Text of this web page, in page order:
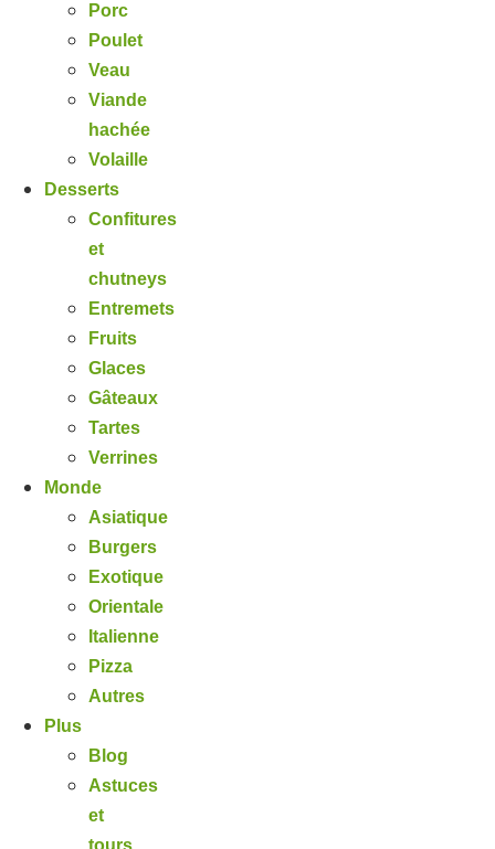
Porc
Poulet
Veau
Viande
hachée
Volaille
Desserts
Confitures
et
chutneys
Entremets
Fruits
Glaces
Gâteaux
Tartes
Verrines
Monde
Asiatique
Burgers
Exotique
Orientale
Italienne
Pizza
Autres
Plus
Blog
Astuces
et